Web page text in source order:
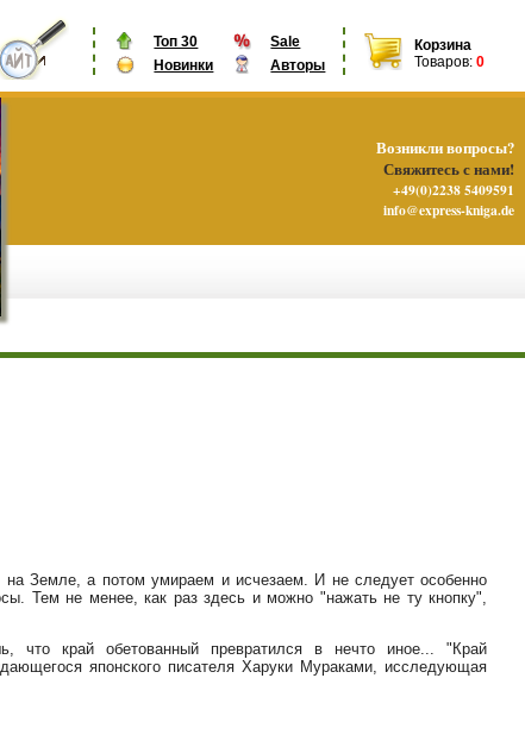
Топ 30
Sale
Новинки
Авторы
Корзина
Товаров: 0
Земле, а потом умираем и исчезаем. И не следует особенно
Тем не менее, как раз здесь и можно "нажать не ту кнопку",
что край обетованный превратился в нечто иное... "Край
японского писателя Харуки Мураками, исследующая
Возникли вопросы?
Свяжитесь с нами!
+49(0)2238 5409591
info@express-kniga.de